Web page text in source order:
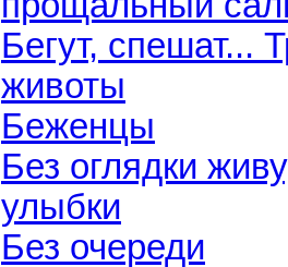
Бегут, спешат...
животы
Беженцы
Без оглядки
улыбки
Без очереди